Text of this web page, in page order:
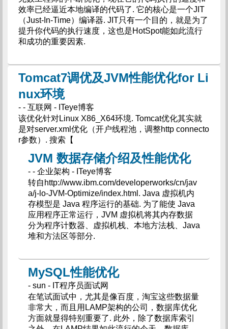
效率已经逼近本地编译的代码了. 它的核心是一个JIT
（Just-In-Time）编译器. JIT只有一个目的，就是为了
提升你代码的执行速度，这也是HotSpot能如此流行
和成功的重要因素.
Tomcat7调优及JVM性能优化for Li
nux环境
- - 互联网 - ITeye博客
该优化针对Linux X86_X64环境. Tomcat优化其实就
是对server.xml优化（开户线程池，调整http connecto
r参数）. 搜索【
JVM 数据存储介绍及性能优化
- - 企业架构 - ITeye博客
转自http://www.ibm.com/developerworks/cn/jav
a/j-lo-JVM-Optimize/index.html. Java 虚拟机内
存模型是 Java 程序运行的基础. 为了能使 Java
应用程序正常运行，JVM 虚拟机将其内存数据
分为程序计数器、虚拟机栈、本地方法栈、Java
堆和方法区等部分.
MySQL性能优化
- sun - IT程序员面试网
在笔试面试中，尤其是像百度，淘宝这些数据量
非常大，而且用LAMP架构的公司，数据库优化
方面就显得特别重要了. 此外，除了数据库索引